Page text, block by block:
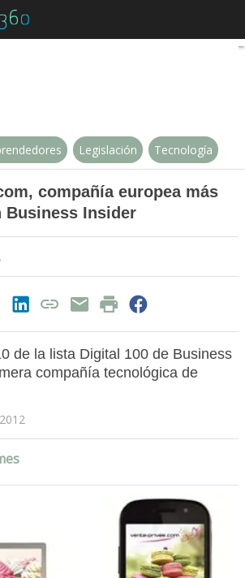
vente-privee.com, compañía
Legislación Tecnología
compañía europea más
Business Insider
de la lista Digital 100 de Business
compañía tecnológica de